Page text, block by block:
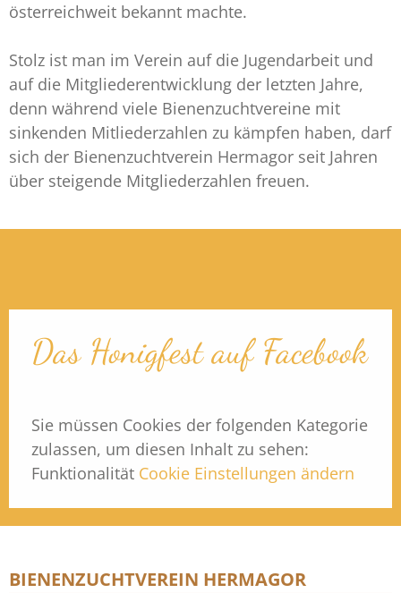
österreichweit bekannt machte.
Stolz ist man im Verein auf die Jugendarbeit und
auf die Mitgliederentwicklung der letzten Jahre,
denn während viele Bienenzuchtvereine mit
sinkenden Mitliederzahlen zu kämpfen haben, darf
sich der Bienenzuchtverein Hermagor seit Jahren
über steigende Mitgliederzahlen freuen.
Das Honigfest auf Facebook
Sie müssen Cookies der folgenden Kategorie
zulassen, um diesen Inhalt zu sehen:
Funktionalität Cookie Einstellungen ändern
BIENENZUCHTVEREIN HERMAGOR